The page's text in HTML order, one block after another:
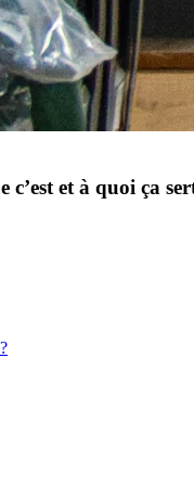
c’est et à quoi ça